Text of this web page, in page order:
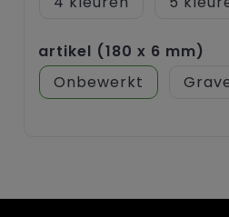
artikel (180 x 6 mm)
Onbewerkt